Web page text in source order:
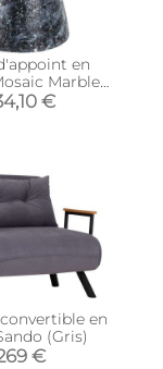
en
Marble
(Noir)€
en
(Gris)
€